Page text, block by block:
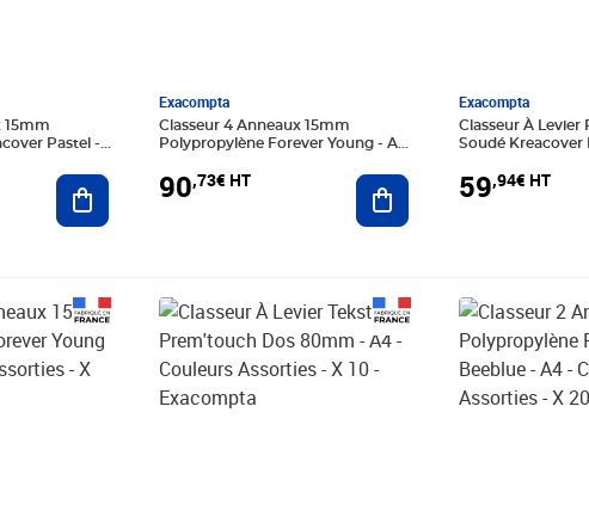
15mm
Pastel -
Ajouter au panier
Exacompta
Classeur 4 Anneaux 15mm
Polypropylène Forever Young - A4
Exacompta
90,73€ HT Ajouter au panier
Exacompta
Classeur À Levier
Soudé Kreacover
Blanc - X 10 -
59,94€ HT
Prix 42,84€ HT Prix 84,60€ HT